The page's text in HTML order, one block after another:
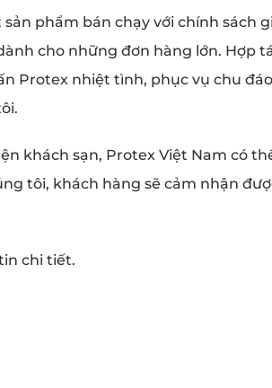
phẩm bán chạy với chính sách
cho những đơn hàng lớn. Hợp
Protex nhiệt tình, phục vụ chu
khách sạn, Protex Việt Nam có
tôi, khách hàng sẽ cảm nhận
chi tiết.